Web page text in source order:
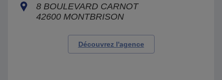
8 BOULEVARD CARNOT
42600 MONTBRISON
Découvrez l'agence